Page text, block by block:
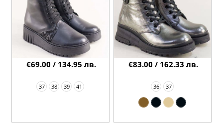
37 38 39 41
€69.00 / 134.95 лв.
36 37
€83.00 / 162.33 лв.